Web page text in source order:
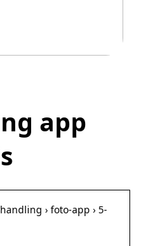
app
› foto-app › 5-